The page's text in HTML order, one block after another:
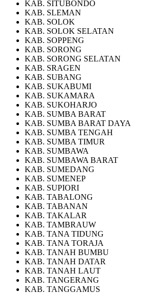
KAB. SITUBONDO
KAB. SLEMAN
KAB. SOLOK
KAB. SOLOK SELATAN
KAB. SOPPENG
KAB. SORONG
KAB. SORONG SELATAN
KAB. SRAGEN
KAB. SUBANG
KAB. SUKABUMI
KAB. SUKAMARA
KAB. SUKOHARJO
KAB. SUMBA BARAT
KAB. SUMBA BARAT DAYA
KAB. SUMBA TENGAH
KAB. SUMBA TIMUR
KAB. SUMBAWA
KAB. SUMBAWA BARAT
KAB. SUMEDANG
KAB. SUMENEP
KAB. SUPIORI
KAB. TABALONG
KAB. TABANAN
KAB. TAKALAR
KAB. TAMBRAUW
KAB. TANA TIDUNG
KAB. TANA TORAJA
KAB. TANAH BUMBU
KAB. TANAH DATAR
KAB. TANAH LAUT
KAB. TANGERANG
KAB. TANGGAMUS